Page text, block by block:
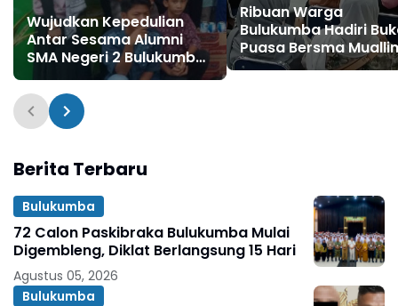
Wujudkan Kepedulian
Antar Sesama Alumni
SMA Negeri 2 Bulukumba
Angkatan 1997 Gelar
Ramadhan Berbagi
Ribuan Warga
Bulukumba Hadiri
Puasa Bersma
Tampa
Berita Terbaru
Bulukumba
72 Calon Paskibraka Bulukumba Mulai
Digembleng, Diklat Berlangsung 15 Hari
Agustus 05, 2026
Bulukumba